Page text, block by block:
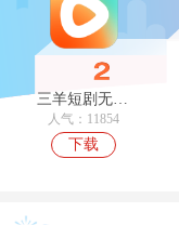
三羊短剧无广告版
人气：11854
下载